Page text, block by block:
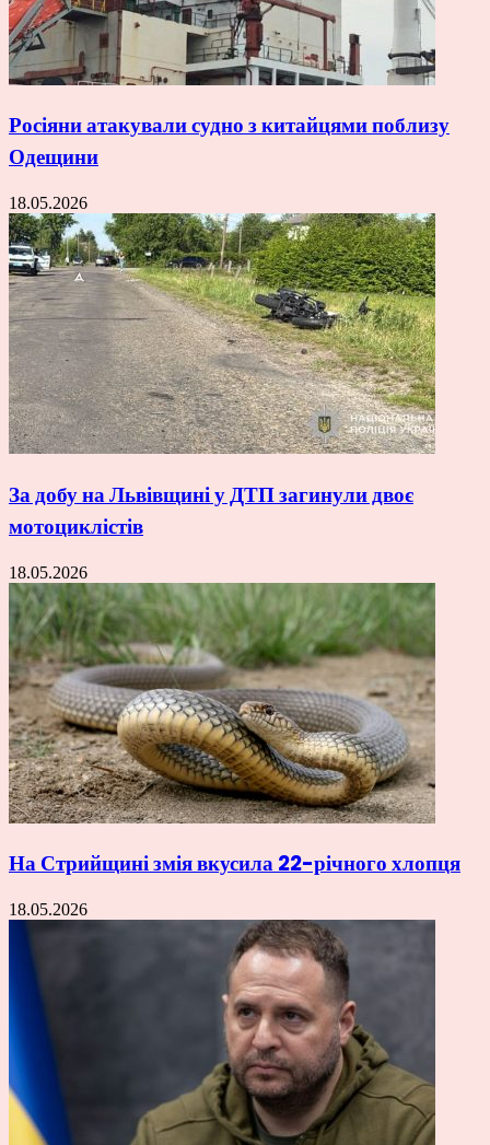
Росіяни атакували судно з китайцями поблизу
Одещини
18.05.2026
За добу на Львівщині у ДТП загинули двоє
мотоциклістів
18.05.2026
На Стрийщині змія вкусила 22-річного хлопця
18.05.2026